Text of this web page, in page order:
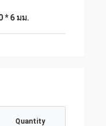
* 6 มม.
Quantity